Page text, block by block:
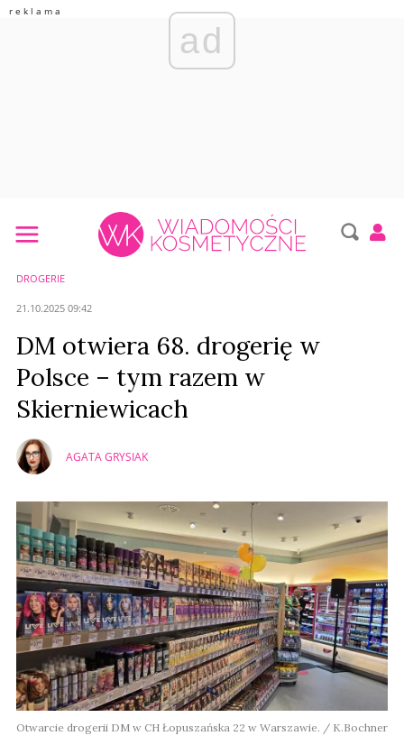
ad
DROGERIE
21.10.2025 09:42
DM otwiera 68. drogerię w
Polsce – tym razem w
Skierniewicach
AGATA GRYSIAK
Otwarcie drogerii DM w CH Łopuszańska 22 w Warszawie. / K.Bochner